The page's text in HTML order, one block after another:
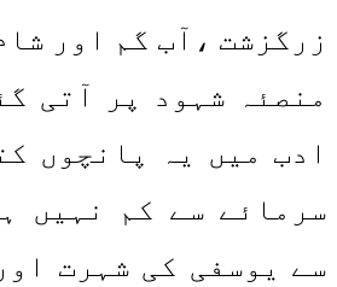
زرگزشت ،آب گم اور
منصئہ شہود پر آتی
ادب میں یہ پانچوں
سرمائے سے کم نہیں
سے یوسفی کی شہرت